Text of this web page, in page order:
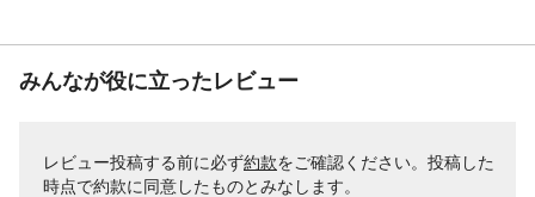
みんなが役に立ったレビュー
レビュー投稿する前に必ず約款をご確認ください。投稿した
時点で約款に同意したものとみなします。